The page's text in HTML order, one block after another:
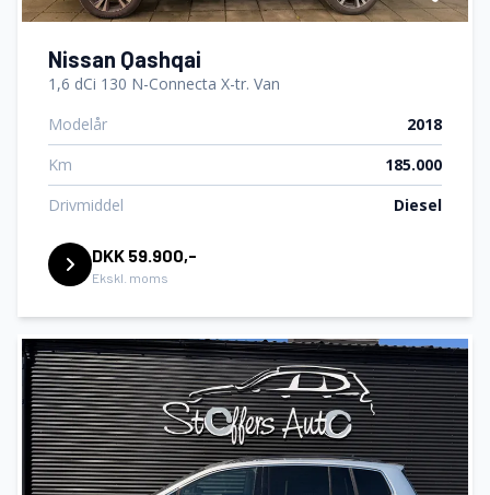
Nissan Qashqai
1,6 dCi 130 N-Connecta X-tr. Van
Modelår
2018
Km
185.000
Drivmiddel
Diesel
DKK 59.900,-
Ekskl. moms